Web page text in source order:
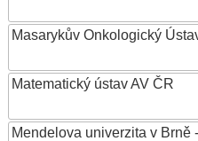
Masarykův Onkologický
Matematický ústav AV ČR
Mendelova univerzita v Brně